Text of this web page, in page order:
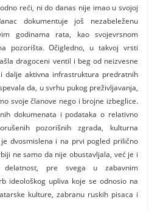
reći, ni do danas nije imao u svojoj
dokumentuje još nezabeleženu
godinama rata, kao svojevrsnom
pozorišta. Očigledno, u takvoj vrsti
dragoceni ventil i beg od neizvesne
dalje aktivna infrastruktura predratnih
da, u svrhu pukog preživljavanja,
svoje članove nego i brojne izbeglice.
dokumenata i podataka o relativno
pozorišnih zgrada, kulturna
dvosmislena i na prvi pogled prilično
ne samo da nije obustavljala, već je i
delatnost, pre svega u zabavnim
ideološkog upliva koje se odnosio na
kulture, zabranu ruskih pisaca i